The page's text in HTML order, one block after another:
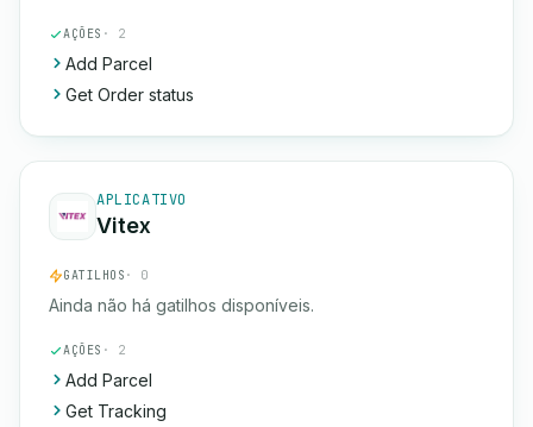
AÇÕES · 2
Add Parcel
Get Order status
APLICATIVO
Vitex
GATILHOS · 0
Ainda não há gatilhos disponíveis.
AÇÕES · 2
Add Parcel
Get Tracking